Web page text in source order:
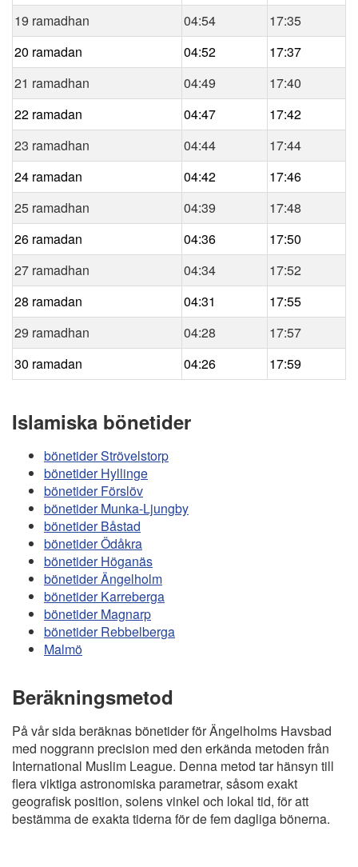
19 ramadhan
04:54
17:35
20 ramadan
04:52
17:37
21 ramadhan
04:49
17:40
22 ramadan
04:47
17:42
23 ramadhan
04:44
17:44
24 ramadan
04:42
17:46
25 ramadhan
04:39
17:48
26 ramadan
04:36
17:50
27 ramadhan
04:34
17:52
28 ramadan
04:31
17:55
29 ramadhan
04:28
17:57
30 ramadan
04:26 17:59
Islamiska bönetider
bönetider Strövelstorp
bönetider Hyllinge
bönetider Förslöv
bönetider Munka-Ljungby
bönetider Båstad
bönetider Ödåkra
bönetider Höganäs
bönetider Ängelholm
bönetider Karreberga
bönetider Magnarp
bönetider Rebbelberga
Malmö
Beräkningsmetod
På vår sida beräknas bönetider för Ängelholms Havsbad
med noggrann precision med den erkända metoden från
International Muslim League. Denna metod tar hänsyn till
flera viktiga astronomiska parametrar, såsom exakt
geografisk position, solens vinkel och lokal tid, för att
bestämma de exakta tiderna för de fem dagliga bönerna.